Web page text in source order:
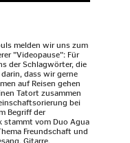
melden wir uns zum
"Videopause": Für
der Schlagwörter, die
dass wir gerne
auf Reisen gehen
Tatort zusammen
bei
Begriff der
stammt vom Duo Agua
Freundschaft und
Gitarre,